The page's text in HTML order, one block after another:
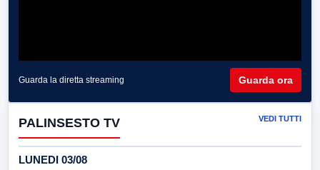
Guarda la diretta streaming Guarda ora
PALINSESTO TV VEDI TUTTI
LUNEDI 03/08